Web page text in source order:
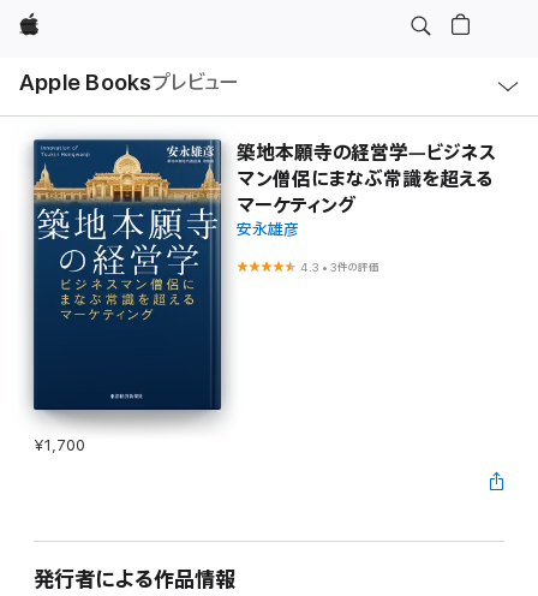
Apple
Apple Booksプレビュー
ル
築地本願寺の経営学―ビジネス
マン僧侶にまなぶ常識を超える
マーケティング
安永雄彦
4.3 •3件の評価
¥1,700
発行者による作品情報